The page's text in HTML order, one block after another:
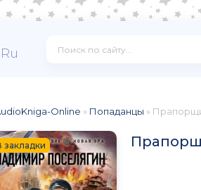
.Ru
Online » Попаданцы »
закладки